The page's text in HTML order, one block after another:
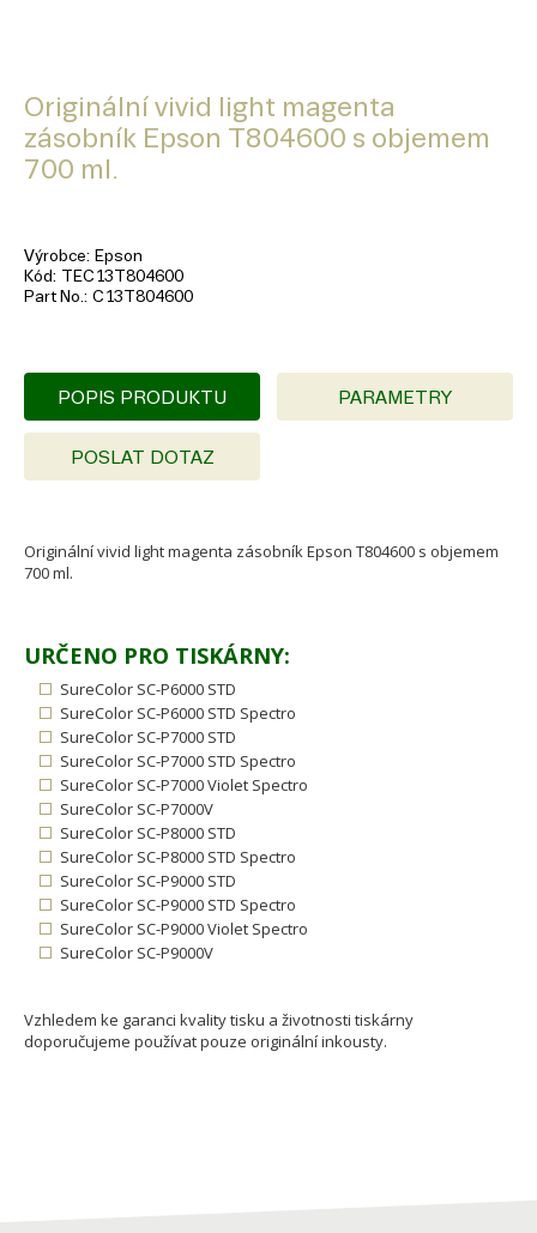
Originální vivid light magenta
zásobník Epson T804600 s objemem
700 ml.
Výrobce
Epson
Kód
TEC13T804600
Part No. C13T804600
POPIS PRODUKTU PARAMETRY
POSLAT DOTAZ
Originální vivid light magenta zásobník Epson T804600 s objemem
700 ml.
URČENO PRO TISKÁRNY:
SureColor SC-P6000 STD
SureColor SC-P6000 STD Spectro
SureColor SC-P7000 STD
SureColor SC-P7000 STD Spectro
SureColor SC-P7000 Violet Spectro
SureColor SC-P7000V
SureColor SC-P8000 STD
SureColor SC-P8000 STD Spectro
SureColor SC-P9000 STD
SureColor SC-P9000 STD Spectro
SureColor SC-P9000 Violet Spectro
SureColor SC-P9000V
Vzhledem ke garanci kvality tisku a životnosti tiskárny
doporučujeme používat pouze originální inkousty.